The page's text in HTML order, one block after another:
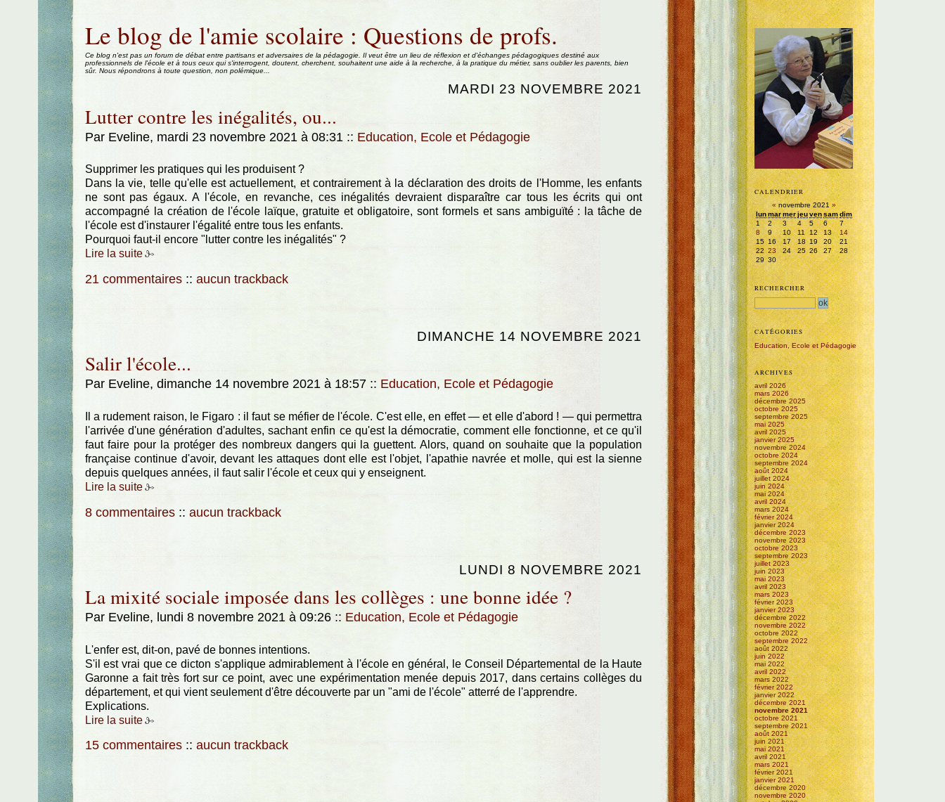
Aller au contenu
Le blog de l'amie scolaire : Questions de profs.
Ce blog n'est pas un forum de débat entre partisans et adversaires de la pédagogie. Il veut être un lieu de réflexion et d'échanges pédagogiques destiné aux
professionnels de l'école et à tous ceux qui s'interrogent, doutent, cherchent, souhaitent une aide à la recherche, à la pratique du métier, sans oublier les parents, bien
sûr. Nous répondrons à toute question, non polémique...
MARDI 23 NOVEMBRE 2021
Lutter contre les inégalités, ou...
Par Eveline, mardi 23 novembre 2021 à 08:31 :: Education, Ecole et Pédagogie
Supprimer les pratiques qui les produisent ?
Dans la vie, telle qu'elle est actuellement, et contrairement à la déclaration des droits de l'Homme, les enfants
ne sont pas égaux. A l'école, en revanche, ces inégalités devraient disparaître car tous les écrits qui ont
accompagné la création de l'école laïque, gratuite et obligatoire, sont formels et sans ambiguïté : la tâche de
l'école est d'instaurer l'égalité entre tous les enfants.
Pourquoi faut-il encore "lutter contre les inégalités" ?
Lire la suite
21 commentaires :: aucun trackback
DIMANCHE 14 NOVEMBRE 2021
Salir l'école...
Par Eveline, dimanche 14 novembre 2021 à 18:57 :: Education, Ecole et Pédagogie
Il a rudement raison, le Figaro : il faut se méfier de l'école. C'est elle, en effet — et elle d'abord ! — qui permettra
l'arrivée d'une génération d'adultes, sachant enfin ce qu'est la démocratie, comment elle fonctionne, et ce qu'il
faut faire pour la protéger des nombreux dangers qui la guettent. Alors, quand on souhaite que la population
française continue d'avoir, devant les attaques dont elle est l'objet, l'apathie navrée et molle, qui est la sienne
depuis quelques années, il faut salir l'école et ceux qui y enseignent.
Lire la suite
8 commentaires :: aucun trackback
LUNDI 8 NOVEMBRE 2021
La mixité sociale imposée dans les collèges : une bonne idée ?
Par Eveline, lundi 8 novembre 2021 à 09:26 :: Education, Ecole et Pédagogie
L'enfer est, dit-on, pavé de bonnes intentions.
S'il est vrai que ce dicton s'applique admirablement à l'école en général, le Conseil Départemental de la Haute
Garonne a fait très fort sur ce point, avec une expérimentation menée depuis 2017, dans certains collèges du
département, et qui vient seulement d'être découverte par un "ami de l'école" atterré de l'apprendre.
Explications.
Lire la suite
15 commentaires :: aucun trackback
CALENDRIER
« novembre 2021»
lunmarmerjeuvensamdim
1
2 3 4 5 6
7
8
9 10 11 12 13
14
15 16 17 18 19 20
21
22 23 24 25 26 27
28
29 30
RECHERCHER
CATÉGORIES
Education, Ecole et Pédagogie
ARCHIVES
avril 2026
mars 2026
décembre 2025
octobre 2025
septembre 2025
mai 2025
avril 2025
janvier 2025
novembre 2024
octobre 2024
septembre 2024
août 2024
juillet 2024
juin 2024
mai 2024
avril 2024
mars 2024
février 2024
janvier 2024
décembre 2023
novembre 2023
octobre 2023
septembre 2023
juillet 2023
juin 2023
mai 2023
avril 2023
mars 2023
février 2023
janvier 2023
décembre 2022
novembre 2022
octobre 2022
septembre 2022
août 2022
juin 2022
mai 2022
avril 2022
mars 2022
février 2022
janvier 2022
décembre 2021
novembre 2021
octobre 2021
septembre 2021
août 2021
juin 2021
mai 2021
avril 2021
mars 2021
février 2021
janvier 2021
décembre 2020
novembre 2020